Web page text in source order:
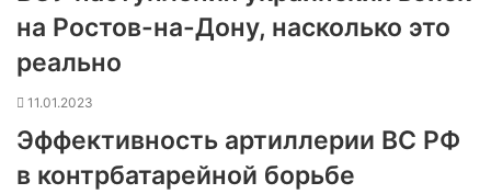
на Ростов-на-Дону, насколько это
реально
11.01.2023
Эффективность артиллерии ВС РФ
в контрбатарейной борьбе